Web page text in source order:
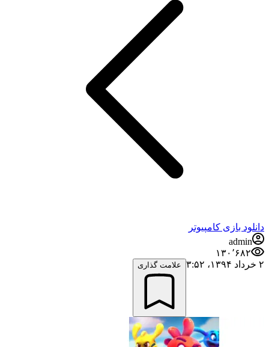
دانلود بازی کامپیوتر
admin
۱۳۰٬۶۸۲
۲ خرداد ۱۳۹۴،‏ ۳:۵۲
علامت گذاری